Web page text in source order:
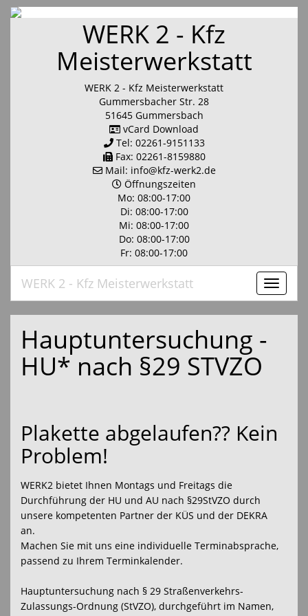
WERK 2 - Kfz
Meisterwerkstatt
WERK 2 - Kfz Meisterwerkstatt
Gummersbacher Str. 28
51645 Gummersbach
vCard Download
Tel: 02261-9151133
Fax: 02261-8159880
Mail: info​@kfz-werk2.de
Öffnungszeiten
Mo: 08:00-17:00
Di: 08:00-17:00
Mi: 08:00-17:00
Do: 08:00-17:00
Fr: 08:00-17:00
Toggle
WERK 2 - Kfz Meisterwerkstatt
Hauptuntersuchung -
HU* nach §29 STVZO
Plakette abgelaufen?? Kein
Problem!
WERK2 bietet Ihnen Montags und Freitags die
Durchführung der HU und AU nach §29StVZO durch
unsere kompetenten Partner der KÜS und der DEKRA
an.
Machen Sie mit uns eine individuelle Terminabsprache,
passend zu Ihrem Terminkalender.
Hauptuntersuchung nach § 29 Straßenverkehrs-
Zulassungs-Ordnung (StVZO), durchgeführt im Namen,